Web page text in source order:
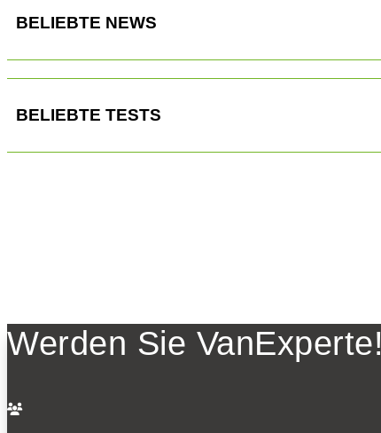
BELIEBTE NEWS
BELIEBTE TESTS
Werden Sie VanExperte!
